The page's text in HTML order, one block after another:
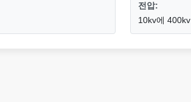
전압:
10kv에 400kv